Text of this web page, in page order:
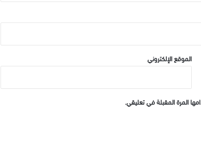
الموقع الإلكتروني
المرة المقبلة في تعليقي.